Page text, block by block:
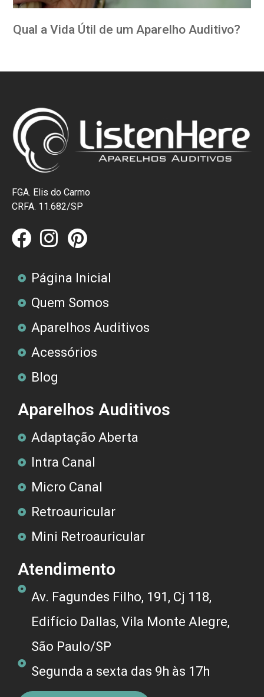
Qual a Vida Útil de um Aparelho Auditivo?
FGA. Elis do Carmo
CRFA. 11.682/SP
Página Inicial
Quem Somos
Aparelhos Auditivos
Acessórios
Blog
Aparelhos Auditivos
Adaptação Aberta
Intra Canal
Micro Canal
Retroauricular
Mini Retroauricular
Atendimento
Av. Fagundes Filho, 191, Cj 118,
Edifício Dallas, Vila Monte Alegre,
São Paulo/SP
Segunda a sexta das 9h às 17h